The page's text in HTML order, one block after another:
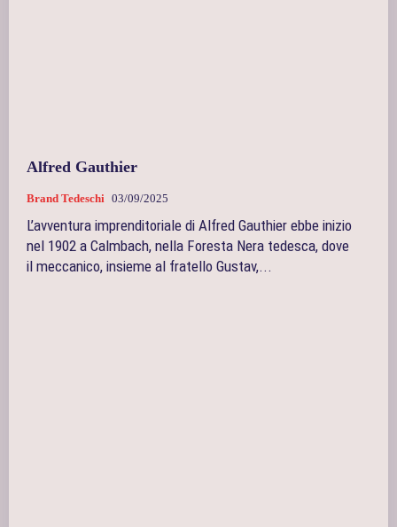
Alfred Gauthier
Brand Tedeschi 03/09/2025
L’avventura imprenditoriale di Alfred Gauthier ebbe inizio
nel 1902 a Calmbach, nella Foresta Nera tedesca, dove
il meccanico, insieme al fratello Gustav,...